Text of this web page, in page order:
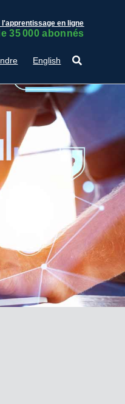
en ligne
35 000 abonnés
English